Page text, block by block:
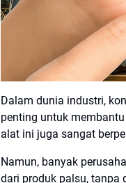
Dalam dunia industri,
penting untuk
alat ini juga sangat
Namun, banyak
dari produk palsu, tanpa